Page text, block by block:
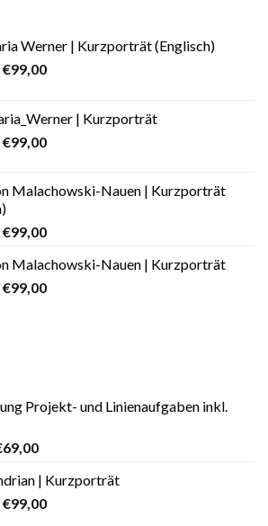
Werner | Kurzporträt (Englisch)
€99,00
| Kurzporträt
€99,00
Malachowski-Nauen | Kurzporträt
€99,00
Malachowski-Nauen | Kurzporträt
€99,00
Projekt- und Linienaufgaben inkl.
69,00
| Kurzporträt
€99,00